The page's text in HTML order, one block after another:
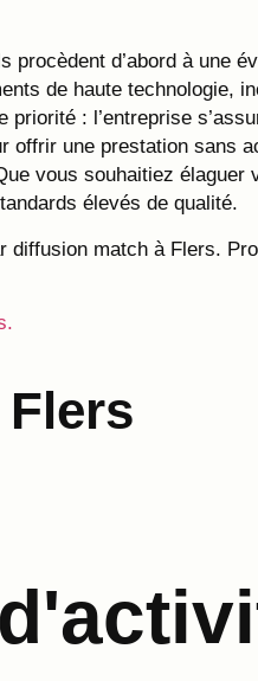
d’abord à une
de haute technologie,
: l’entreprise
offrir une prestation
vous souhaitiez
élevés de qualité.
diffusion match à Flers.